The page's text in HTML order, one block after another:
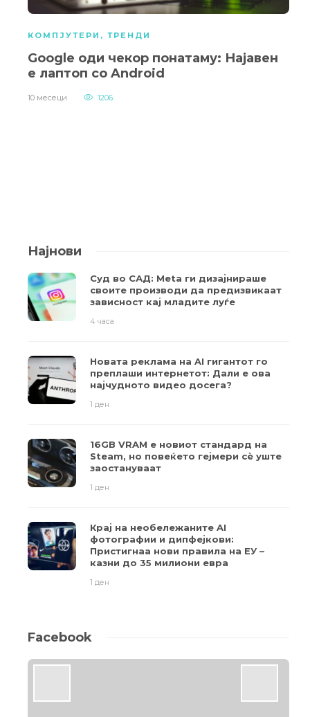
КОМПЈУТЕРИ , ТРЕНДИ
Google оди чекор понатаму: Најавен
е лаптоп со Android
10 месеци 1206
Најнови
Суд во САД: Meta ги дизајнираше
своите производи да предизвикаат
зависност кај младите луѓе
4 часа
Новата реклама на AI гигантот го
преплаши интернетот: Дали е ова
најчудното видео досега?
1 ден
16GB VRAM е новиот стандард на
Steam, но повеќето гејмери ​​сè уште
заостануваат
1 ден
Крај на необележаните AI
фотографии и дипфејкови:
Пристигнаа нови правила на ЕУ –
казни до 35 милиони евра
1 ден
Facebook